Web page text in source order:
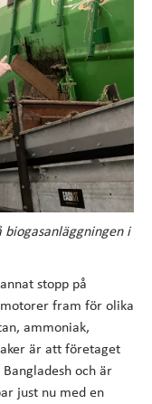
i
stopp på
fram för olika
ammoniak,
är att företaget
och är
just nu med en